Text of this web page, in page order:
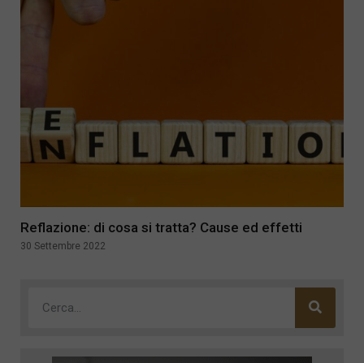
Reflazione: di cosa si tratta? Cause ed effetti
30 Settembre 2022